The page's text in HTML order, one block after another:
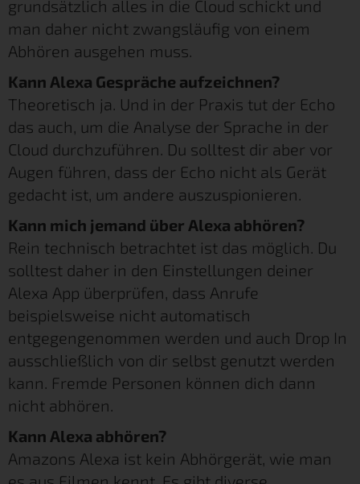
grundsätzlich alles in die Cloud schickt und
man daher nicht zwangsläufig von einem
Abhören ausgehen muss.
Kann Alexa Gespräche aufzeichnen?
Theoretisch ja. Und in der Praxis tut der Echo
das auch, um die Analyse der Sprache in der
Cloud durchzuführen. Du solltest dir aber vor
Augen führen, dass der Echo nicht als Gerät
gedacht ist, um andere auszuspionieren.
Kann mich jemand über Alexa abhören?
Rein technisch betrachtet ist das möglich. Du
solltest daher in den Einstellungen deiner
Alexa App überprüfen, dass Anrufe
beispielsweise nicht automatisch
entgegengenommen werden und auch Drop In
ausschließlich von dir selbst genutzt werden
kann. Fremde Personen können dich dann
nicht abhören.
Kann Alexa abhören?
Amazons Alexa ist kein Abhörgerät, wie man